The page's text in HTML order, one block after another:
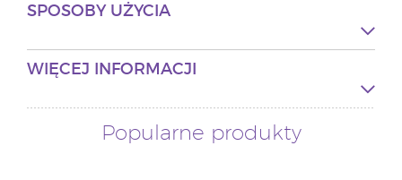
SPOSOBY UŻYCIA
WIĘCEJ INFORMACJI
Popularne produkty